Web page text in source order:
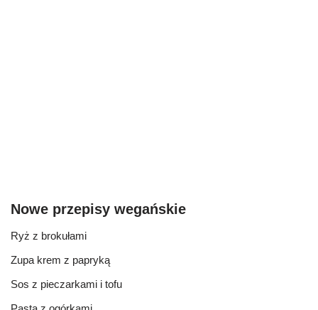
Nowe przepisy wegańskie
Ryż z brokułami
Zupa krem z papryką
Sos z pieczarkami i tofu